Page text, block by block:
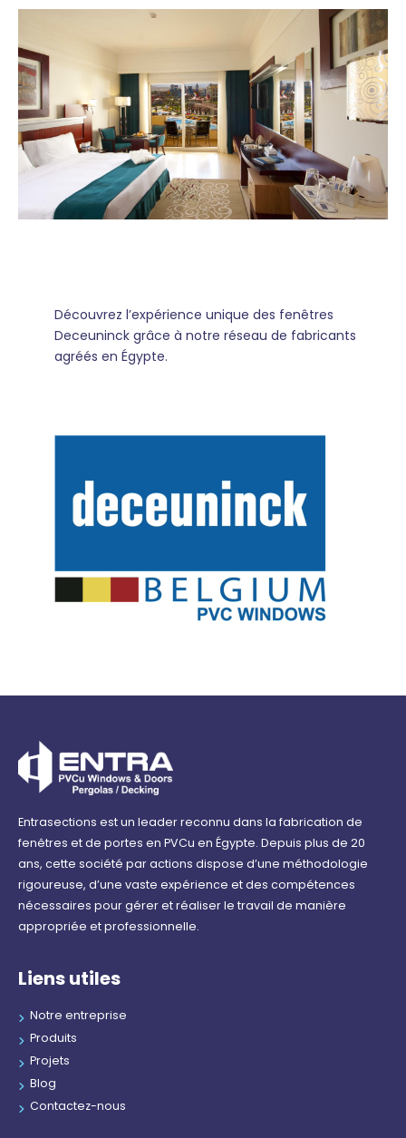
Découvrez l’expérience unique des fenêtres
Deceuninck grâce à notre réseau de fabricants
agréés en Égypte.
Entrasections est un leader reconnu dans la fabrication de
fenêtres et de portes en PVCu en Égypte. Depuis plus de 20
ans, cette société par actions dispose d’une méthodologie
rigoureuse, d’une vaste expérience et des compétences
nécessaires pour gérer et réaliser le travail de manière
appropriée et professionnelle.
Liens utiles
Notre entreprise
Produits
Projets
Blog
Contactez-nous